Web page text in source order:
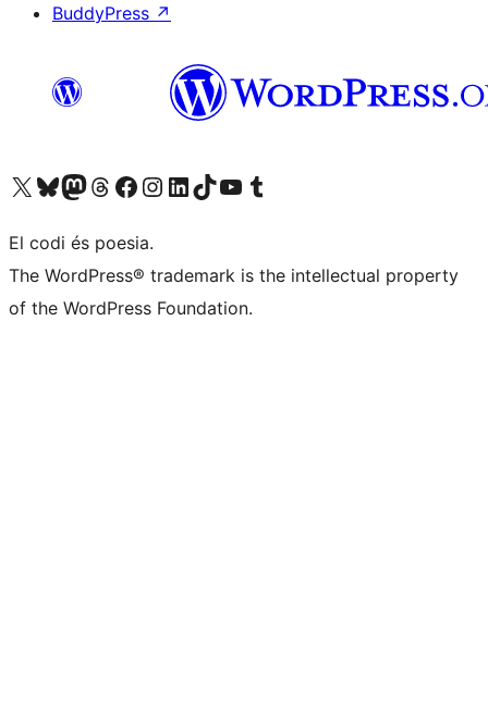
BuddyPress ↗
Visiteu el nostre compte X (abans Twitter)
Visiteu el nostre compte de Bluesky
Visiteu el nostre compte al Mastodon
Visiteu el nostre compte de Threads
Visiteu la nostra pàgina al Facebook
Visiteu el nostre compte d'Instagram
Visiteu el nostre compte de LinkedIn
Visiteu el nostre compte de TikTok
Visiteu el nostre canal al YouTube
Visiteu el nostre compte de Tumblr
El codi és poesia.
The WordPress® trademark is the intellectual property
of the WordPress Foundation.